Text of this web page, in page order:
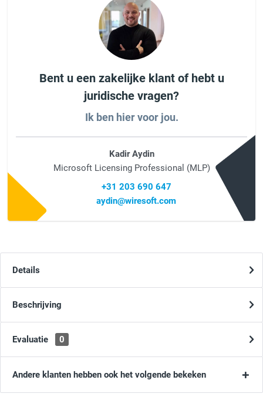
Bent u een zakelijke klant of hebt u
juridische vragen?
Ik ben hier voor jou.
Kadir Aydin
Microsoft Licensing Professional (MLP)
+31 203 690 647
aydin@wiresoft.com
Details
Beschrijving
Evaluatie 0
Andere klanten hebben ook het volgende bekeken